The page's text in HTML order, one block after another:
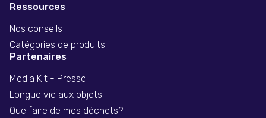
Ressources
Nos conseils
Catégories de produits
Partenaires
Media Kit - Presse
Longue vie aux objets
Que faire de mes déchets?